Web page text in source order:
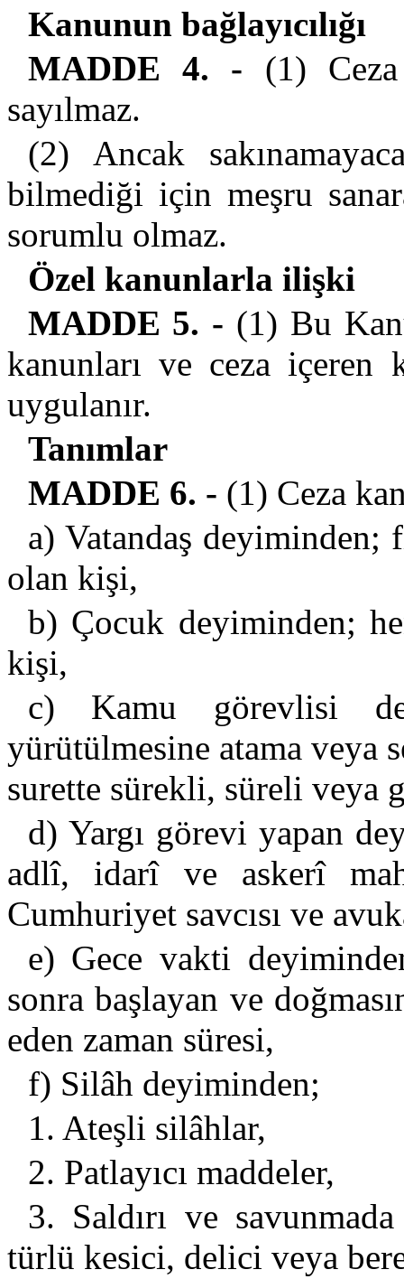
Kanunun bağlayıcılığı
MADDE 4. - (1) Ceza
sayılmaz.
(2) Ancak
bilmediği için meşru
sorumlu olmaz.
Özel kanunlarla ilişki
MADDE 5. - (1) Bu
kanunları ve ceza içeren
uygulanır.
Tanımlar
MADDE 6. - (1) Ceza
a) Vatandaş deyiminden;
olan kişi,
b) Çocuk deyiminden;
kişi,
c) Kamu görevlisi
yürütülmesine atama veya
surette sürekli, süreli veya
d) Yargı görevi yapan
adlî, idarî ve askerî
Cumhuriyet savcısı ve
e) Gece vakti
sonra başlayan ve
eden zaman süresi,
f) Silâh deyiminden;
1. Ateşli silâhlar,
2. Patlayıcı maddeler,
3. Saldırı ve
türlü kesici, delici veya